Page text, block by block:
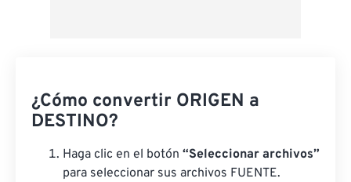
¿Cómo convertir ORIGEN a
DESTINO?
Haga clic en el botón “Seleccionar archivos”
para seleccionar sus archivos FUENTE.